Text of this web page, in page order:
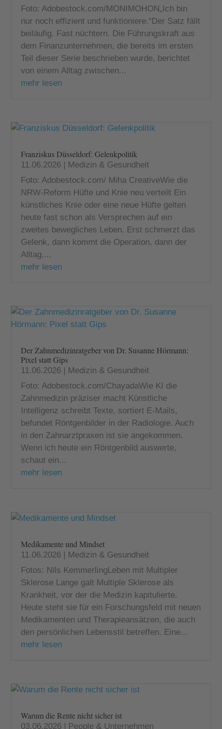
Foto: Adobestock.com/MONIMOHON„Ich bin
nur noch effizient und funktioniere.“Der Satz fällt
beiläufig. Fast nüchtern. Die Führungskraft aus
dem Finanzunternehmen, die bereits im ersten
Teil dieser Serie beschrieben wurde, berichtet
von einem Alltag zwischen...
mehr lesen
Franziskus Düsseldorf: Gelenkpolitik
11.06.2026 | Medizin & Gesundheit
Foto: Adobestock.com/ Miha CreativeWie die
NRW-Reform Hüfte und Knie neu verteilt Ein
künstliches Knie oder eine neue Hüfte gelten
heute fast schon als Versprechen auf ein
zweites bewegliches Leben. Erst schmerzt das
Gelenk, dann kommt die Operation, dann der
Alltag....
mehr lesen
Der Zahnmedizinratgeber von Dr. Susanne Hörmann:
Pixel statt Gips
11.06.2026
Medizin & Gesundheit
Foto: Adobestock.com/ChayadaWie KI die
Zahnmedizin präziser macht Künstliche
Intelligenz schreibt Texte, sortiert E-Mails,
befundet Röntgenbilder in der Radiologie. Auch
in den Zahnarztpraxen ist sie angekommen.
Wenn ich heute ein Röntgenbild auswerte,
schaut ein...
mehr lesen
Medikamente und Mindset
11.06.2026 | Medizin & Gesundheit
Fotos: Nils KemmerlingLeben mit Multipler
Sklerose Lange galt Multiple Sklerose als
Krankheit, vor der die Medizin kapitulierte.
Heute steht sie für ein Forschungsfeld mit neuen
Medikamenten und Therapieansätzen, die auch
den persönlichen Lebensstil betreffen. Eine...
mehr lesen
Warum die Rente nicht sicher ist
03.06.2026 | People & Unternehmen